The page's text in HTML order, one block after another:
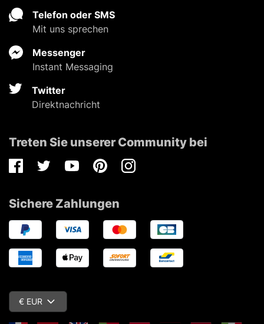
Telefon oder SMS
Mit uns sprechen
Messenger
Instant Messaging
Twitter
Direktnachricht
Treten Sie unserer Community bei
FacebookTwitterYoutubePinterestInstagram
Sichere Zahlungen
€ EUR